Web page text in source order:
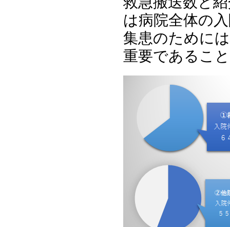
は病院全体の
集患のために
重要であるこ